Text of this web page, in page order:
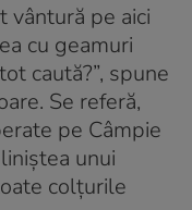
vântură pe aici
cu geamuri
caută?”, spune
Se referă,
pe Câmpie
unui
colțurile